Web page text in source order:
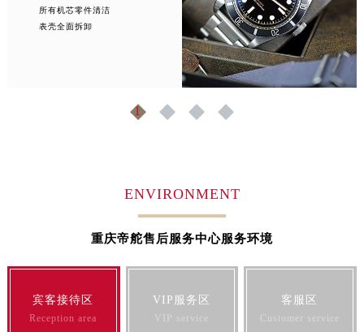
山东省枣庄市滕州市北辛路与善国路交叉口帝舵售后服务中心（需提前预约）
山东省淄博市张店区金晶大道帝舵售后服务中心（需提前预约）
上海市黄浦区南京东路299号宏伊国际广场写字楼8层806室帝舵售后服务中心（需提前预约）
上海市徐汇区虹桥路3号港汇中心2座37层3705室帝舵售后服务中心（需提前预约）
浙江省丽水市莲都区解放街帝舵售后服务中心（需提前预约）
浙江省衢州市柯城区上街帝舵售后服务中心（需提前预约）
所有机芯零件清洁
表壳全面拆卸
1 2 3 4
ENVIRONMENT
重庆帝舵售后服务中心服务环境
宾客接待区
Reception area
VIP服务区
VIP service
客服区
Customer service